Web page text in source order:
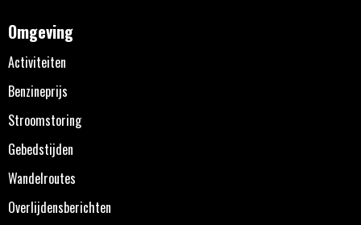
Omgeving
Activiteiten
Benzineprijs
Stroomstoring
Gebedstijden
Wandelroutes
Overlijdensberichten